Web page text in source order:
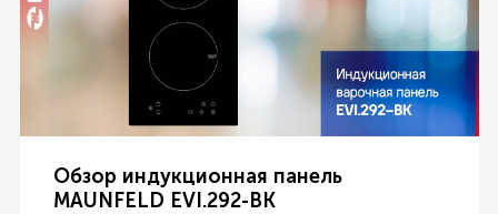
Обзор индукционная панель
MAUNFELD EVI.292-BK